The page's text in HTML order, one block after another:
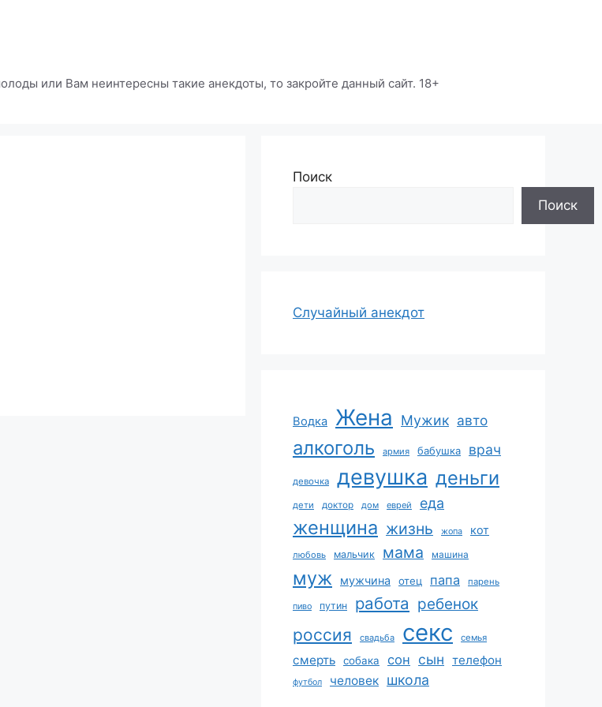
или Вам неинтересны такие анекдоты, то закройте данный сайт. 18+
Поиск
Поиск
Случайный анекдот
Водка Жена Мужик авто
алкоголь армия бабушка врач
девочка девушка деньги
дети доктор дом еврей еда
женщина жизнь жопа кот
любовь мальчик мама машина
муж мужчина отец папа парень
пиво путин работа ребенок
россия свадьба секс семья
смерть собака сон сын телефон
футбол человек школа